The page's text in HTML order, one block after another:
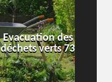
Evacuation des
déchets verts 73